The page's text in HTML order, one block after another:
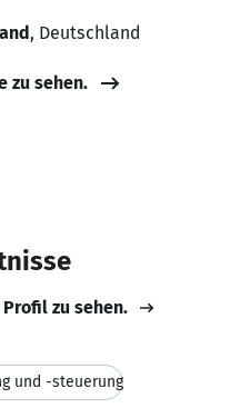
, Deutschland
zu sehen.
zu sehen.
und -steuerung